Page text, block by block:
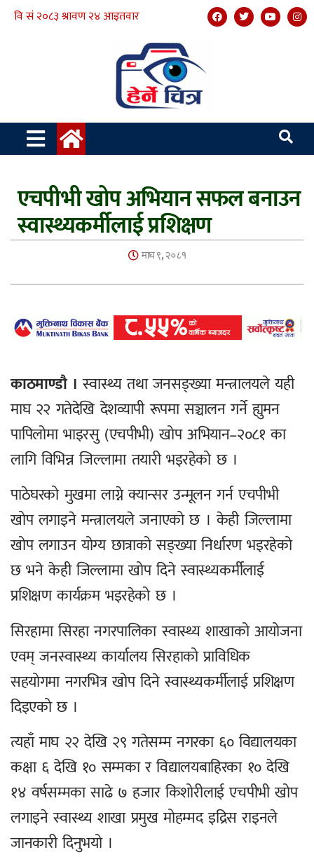
एचपीभी खोप अभियान सफल बनाउन
स्वास्थ्यकर्मीलाई प्रशिक्षण
माघ ९, २०८१
काठमाण्डौ । स्वास्थ्य तथा जनसङ्ख्या मन्त्रालयले यही
माघ २२ गतेदेखि देशव्यापी रूपमा सञ्चालन गर्ने ह्युमन
पापिलोमा भाइरसु (एचपीभी) खोप अभियान–२०८१ का
लागि विभिन्न जिल्लामा तयारी भइरहेको छ ।
पाठेघरको मुखमा लाग्ने क्यान्सर उन्मूलन गर्न एचपीभी
खोप लगाइने मन्त्रालयले जनाएको छ । केही जिल्लामा
खोप लगाउन योग्य छात्राको सङ्ख्या निर्धारण भइरहेको
छ भने केही जिल्लामा खोप दिने स्वास्थ्यकर्मीलाई
प्रशिक्षण कार्यक्रम भइरहेको छ ।
सिरहामा सिरहा नगरपालिका स्वास्थ्य शाखाको आयोजना
एवम् जनस्वास्थ्य कार्यालय सिरहाको प्राविधिक
सहयोगमा नगरभित्र खोप दिने स्वास्थ्यकर्मीलाई प्रशिक्षण
दिइएको छ ।
त्यहाँ माघ २२ देखि २९ गतेसम्म नगरका ६० विद्यालयका
कक्षा ६ देखि १० सम्मका र विद्यालयबाहिरका १० देखि
१४ वर्षसम्मका साढे ७ हजार किशोरीलाई एचपीभी खोप
लगाइने स्वास्थ्य शाखा प्रमुख मोहम्मद इद्रिस राइनले
जानकारी दिनुभयो ।